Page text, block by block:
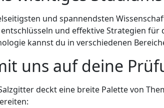
und spannendsten
und effektive Strategien
kannst du in verschiedenen
uns auf deine
deckt eine breite Palette von